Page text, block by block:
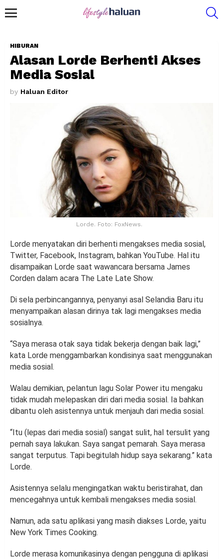
HIBURAN
Alasan Lorde Berhenti Akses
Media Sosial
by Haluan Editor
Lorde. Foto: FoxNews.
Lorde menyatakan diri berhenti mengakses media sosial,
Twitter, Facebook, Instagram, bahkan YouTube. Hal itu
disampaikan Lorde saat wawancara bersama James
Corden dalam acara The Late Late Show.
Di sela perbincangannya, penyanyi asal Selandia Baru itu
menyampaikan alasan dirinya tak lagi mengakses media
sosialnya.
“Saya merasa otak saya tidak bekerja dengan baik lagi,”
kata Lorde menggambarkan kondisinya saat menggunakan
media sosial.
Walau demikian, pelantun lagu Solar Power itu mengaku
tidak mudah melepaskan diri dari media sosial. Ia bahkan
dibantu oleh asistennya untuk menjauh dari media sosial.
“Itu (lepas dari media sosial) sangat sulit, hal tersulit yang
pernah saya lakukan. Saya sangat pemarah. Saya merasa
sangat terputus. Tapi begitulah hidup saya sekarang.” kata
Lorde.
Asistennya selalu mengingatkan waktu beristirahat, dan
mencegahnya untuk kembali mengakses media sosial.
Namun, ada satu aplikasi yang masih diakses Lorde, yaitu
New York Times Cooking.
Lorde merasa komunikasinya dengan pengguna di aplikasi